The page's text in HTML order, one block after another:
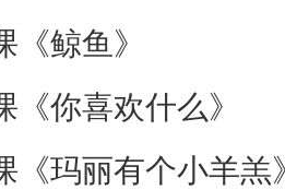
鲸鱼》
你喜欢什么》
《玛丽有个小羊羔